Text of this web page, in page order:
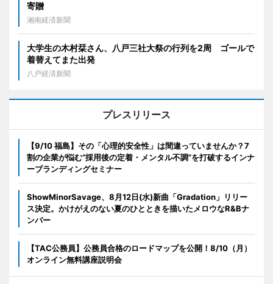
寄贈
湘南経済新聞
大学生の木村栞さん、八戸三社大祭の行列を2周 ゴールで
着替えてまた出発
八戸経済新聞
プレスリリース
【9/10 福島】その「心理的安全性」は間違っていませんか？7
割の企業が悩む“採用後の定着・メンタル不調”を打破するインナ
ーブランディングセミナー
ShowMinorSavage、8月12日(水)新曲「Gradation」リリー
ス決定。かけがえのない夏のひとときを描いたメロウなR&Bナ
ンバー
【TAC公務員】公務員合格のロードマップを公開！8/10（月）
オンライン無料講座説明会